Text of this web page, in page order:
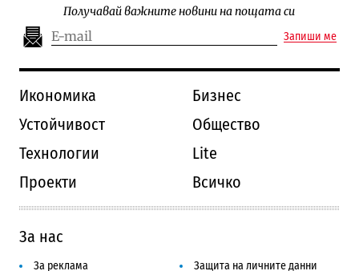
Получавай важните новини на пощата си
Запиши ме
Икономика
Бизнес
Устойчивост
Общество
Технологии
Lite
Проекти
Всичко
За нас
За реклама
Защита на личните данни